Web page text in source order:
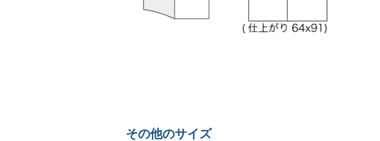
その他のサイズ